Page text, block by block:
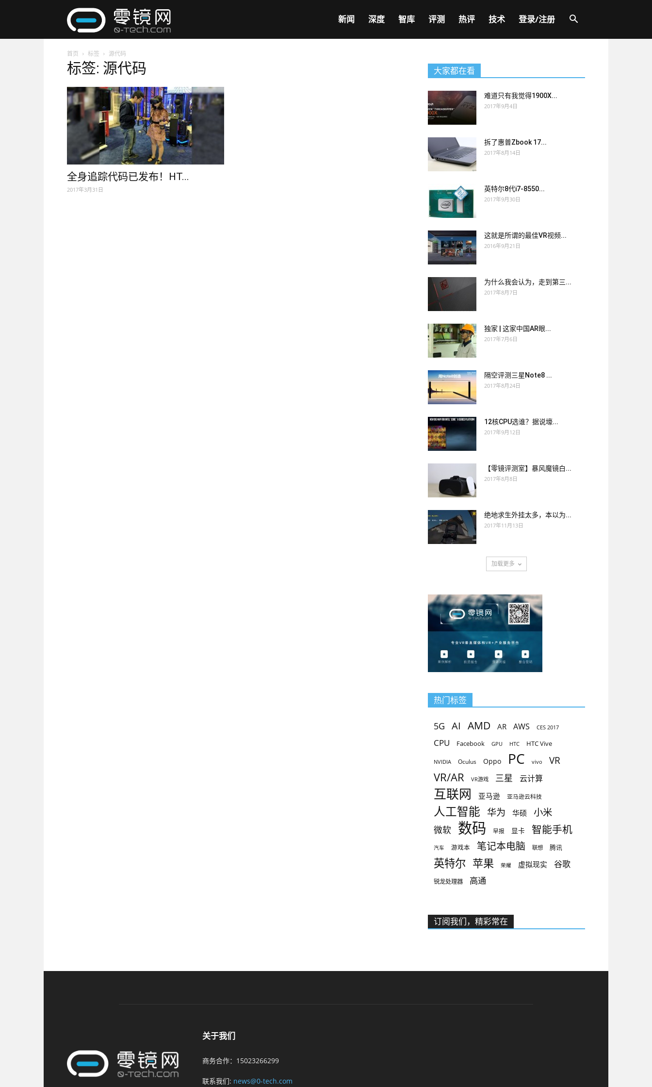
网
新闻 深度 智库 评测 热评 技术 登录/注册
首页 标签 源代码
标签: 源代码
全身追踪代码已发布！HT...
2017年3月31日
大家都在看
难道只有我觉得1900X...
2017年9月4日
拆了惠普Zbook 17...
2017年8月14日
英特尔8代i7-8550...
2017年9月30日
这就是所谓的最佳VR视频...
2016年9月21日
为什么我会认为，走到第三...
2017年8月7日
独家 | 这家中国AR眼...
2017年7月6日
隔空评测三星Note8 ...
2017年8月24日
12核CPU选谁？据说壕...
2017年9月12日
【零镜评测室】暴风魔镜白...
2017年8月8日
绝地求生外挂太多，本以为...
2017年11月13日
加载更多
热门标签
5G AI AMD AR AWS CES 2017
CPU Facebook GPU HTC HTC Vive
NVIDIA Oculus Oppo PC vivo VR
VR/AR VR游戏 三星 云计算
互联网 亚马逊 亚马逊云科技
人工智能 华为 华硕 小米
微软 数码 早报 显卡 智能手机
汽车 游戏本 笔记本电脑 联想 腾讯
英特尔 苹果 荣耀 虚拟现实 谷歌
锐龙处理器 高通
订阅我们，精彩常在
关于我们
商务合作：15023266299
联系我们: news@0-tech.com